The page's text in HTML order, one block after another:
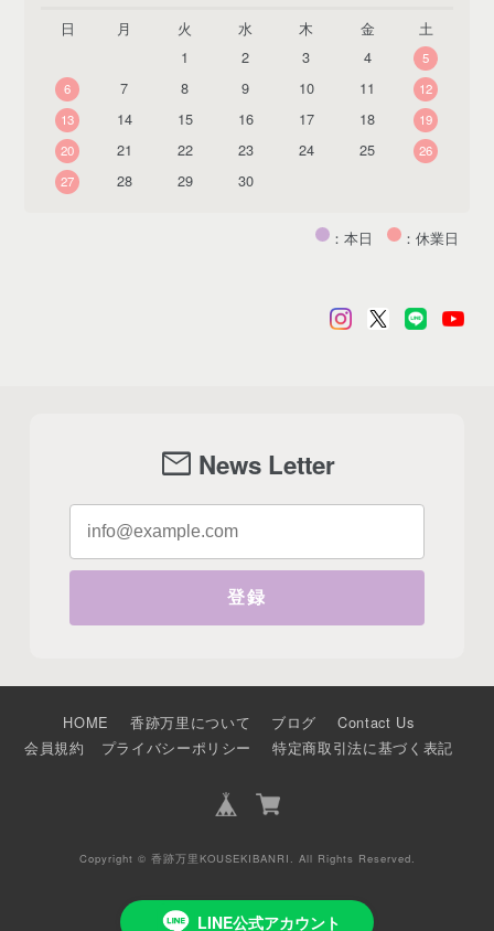
日 月 火 水 木 金
土
1
2 3 4
5
6
7 8 9 10 11
12
13
14 15 16 17 18
19
20
21 22 23 24 25
26
27
28 29 30
：本日 ：休業日
mail News Letter
登録
LINE公式アカウント
HOME 香跡万里について ブログ
Contact Us
会員規約
プライバシーポリシー 特定商取引法に基づく表記
Copyright © 香跡万里KOUSEKIBANRI. All Rights Reserved.